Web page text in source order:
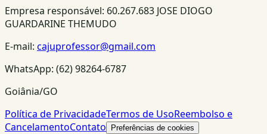
Empresa responsável: 60.267.683 JOSE DIOGO
GUARDARINE THEMUDO
E-mail: cajuprofessor@gmail.com
WhatsApp: (62) 98264-6787
Goiânia/GO
Política de PrivacidadeTermos de UsoReembolso e
CancelamentoContato Preferências de cookies